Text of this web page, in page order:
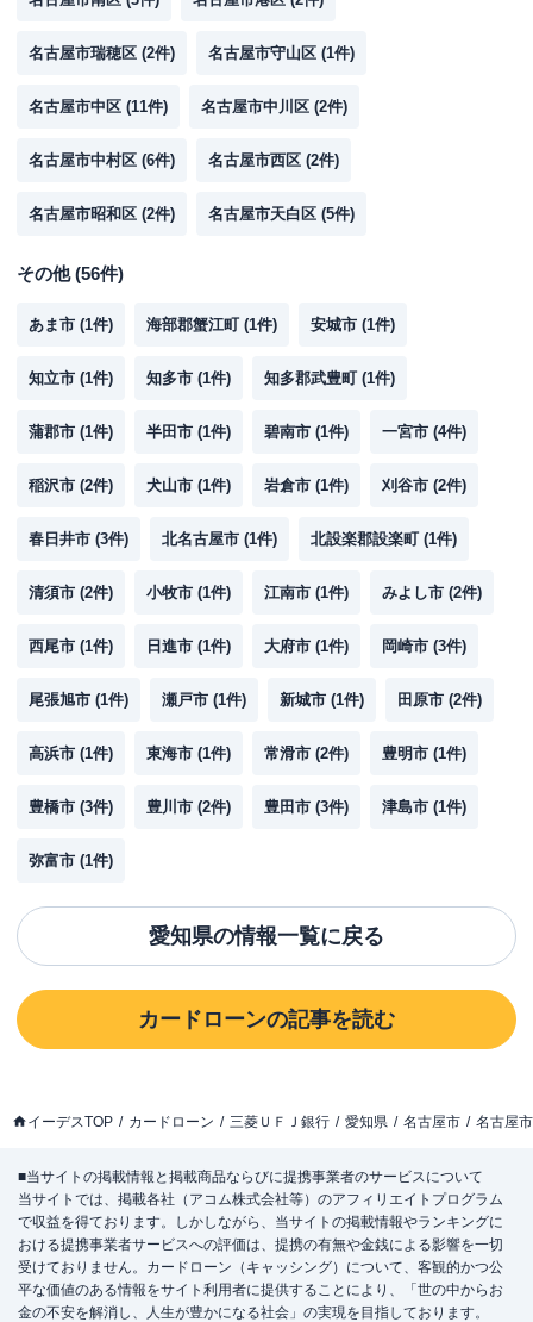
名古屋市瑞穂区 (2件) 名古屋市守山区 (1件)
名古屋市中区 (11件) 名古屋市中川区 (2件)
名古屋市中村区 (6件) 名古屋市西区 (2件)
名古屋市昭和区 (2件) 名古屋市天白区 (5件)
その他(56件)
あま市 (1件) 海部郡蟹江町 (1件) 安城市 (1件)
知立市 (1件) 知多市 (1件) 知多郡武豊町 (1件)
蒲郡市 (1件) 半田市 (1件) 碧南市 (1件) 一宮市 (4件)
稲沢市 (2件) 犬山市 (1件) 岩倉市 (1件) 刈谷市 (2件)
春日井市 (3件) 北名古屋市 (1件) 北設楽郡設楽町 (1件)
清須市 (2件) 小牧市 (1件) 江南市 (1件) みよし市 (2件)
西尾市 (1件) 日進市 (1件) 大府市 (1件) 岡崎市 (3件)
尾張旭市 (1件) 瀬戸市 (1件) 新城市 (1件) 田原市 (2件)
高浜市 (1件) 東海市 (1件) 常滑市 (2件) 豊明市 (1件)
豊橋市 (3件) 豊川市 (2件) 豊田市 (3件) 津島市 (1件)
弥富市 (1件)
愛知県の情報一覧に戻る
カードローンの記事を読む
イーデスTOP カードローン 三菱ＵＦＪ銀行 愛知県 名古屋市 名古屋
■当サイトの掲載情報と掲載商品ならびに提携事業者のサービスについて
当サイトでは、掲載各社（アコム株式会社等）のアフィリエイトプログラム
で収益を得ております。しかしながら、当サイトの掲載情報やランキングに
おける提携事業者サービスへの評価は、提携の有無や金銭による影響を一切
受けておりません。カードローン（キャッシング）について、客観的かつ公
平な価値のある情報をサイト利用者に提供することにより、「世の中からお
金の不安を解消し、人生が豊かになる社会」の実現を目指しております。